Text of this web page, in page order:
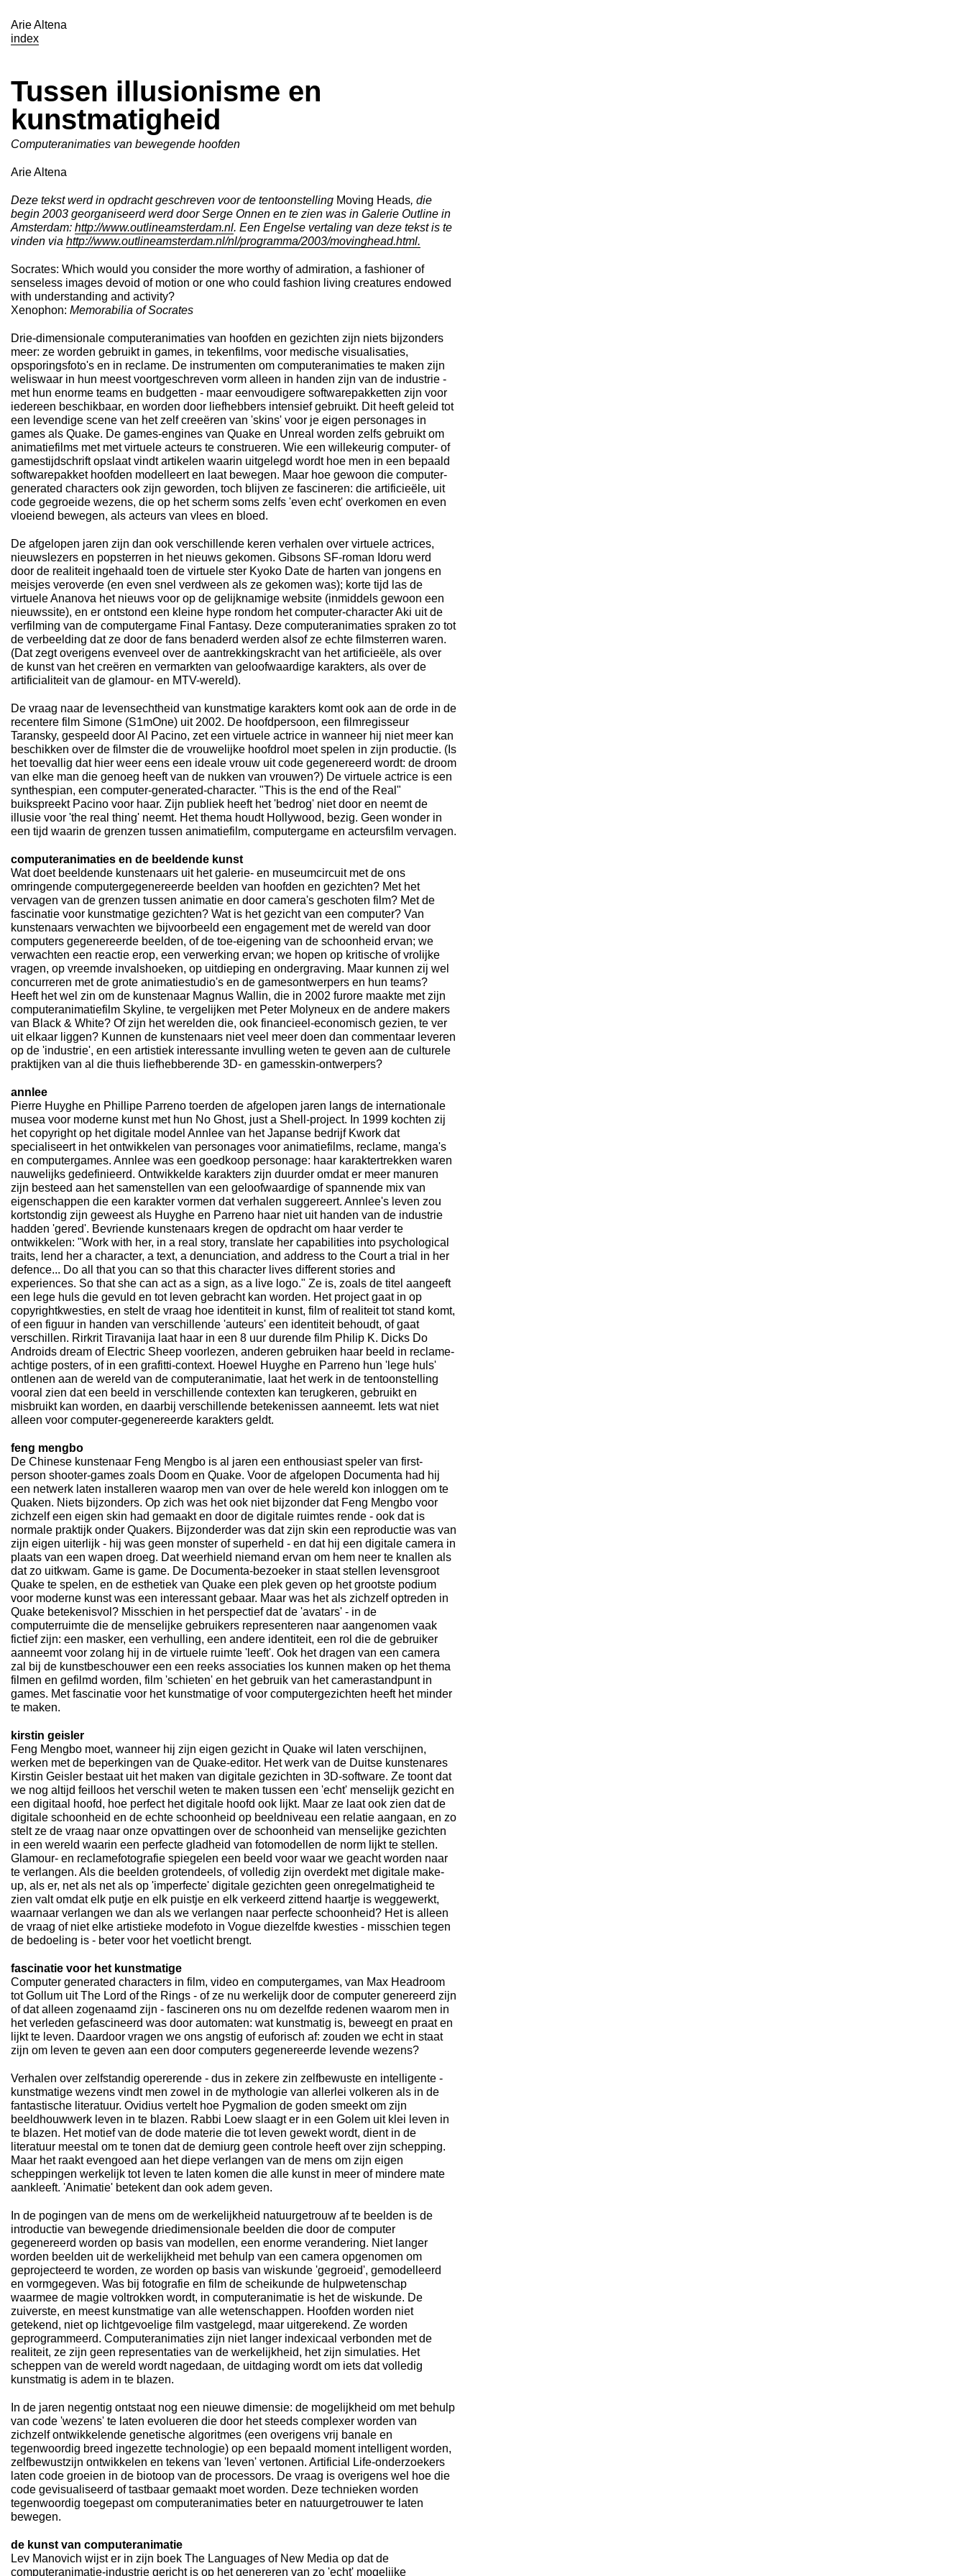
Arie Altena
index
Tussen illusionisme en
kunstmatigheid
Computeranimaties van bewegende hoofden
Arie Altena
Deze tekst werd in opdracht geschreven voor de tentoonstelling Moving Heads, die
begin 2003 georganiseerd werd door Serge Onnen en te zien was in Galerie Outline in
Amsterdam: http://www.outlineamsterdam.nl. Een Engelse vertaling van deze tekst is te
vinden via http://www.outlineamsterdam.nl/nl/programma/2003/movinghead.html.
Socrates: Which would you consider the more worthy of admiration, a fashioner of
senseless images devoid of motion or one who could fashion living creatures endowed
with understanding and activity?
Xenophon: Memorabilia of Socrates
Drie-dimensionale computeranimaties van hoofden en gezichten zijn niets bijzonders
meer: ze worden gebruikt in games, in tekenfilms, voor medische visualisaties,
opsporingsfoto's en in reclame. De instrumenten om computeranimaties te maken zijn
weliswaar in hun meest voortgeschreven vorm alleen in handen zijn van de industrie -
met hun enorme teams en budgetten - maar eenvoudigere softwarepakketten zijn voor
iedereen beschikbaar, en worden door liefhebbers intensief gebruikt. Dit heeft geleid tot
een levendige scene van het zelf creeëren van 'skins' voor je eigen personages in
games als Quake. De games-engines van Quake en Unreal worden zelfs gebruikt om
animatiefilms met met virtuele acteurs te construeren. Wie een willekeurig computer- of
gamestijdschrift opslaat vindt artikelen waarin uitgelegd wordt hoe men in een bepaald
softwarepakket hoofden modelleert en laat bewegen. Maar hoe gewoon die computer-
generated characters ook zijn geworden, toch blijven ze fascineren: die artificieële, uit
code gegroeide wezens, die op het scherm soms zelfs 'even echt' overkomen en even
vloeiend bewegen, als acteurs van vlees en bloed.
De afgelopen jaren zijn dan ook verschillende keren verhalen over virtuele actrices,
nieuwslezers en popsterren in het nieuws gekomen. Gibsons SF-roman Idoru werd
door de realiteit ingehaald toen de virtuele ster Kyoko Date de harten van jongens en
meisjes veroverde (en even snel verdween als ze gekomen was); korte tijd las de
virtuele Ananova het nieuws voor op de gelijknamige website (inmiddels gewoon een
nieuwssite), en er ontstond een kleine hype rondom het computer-character Aki uit de
verfilming van de computergame Final Fantasy. Deze computeranimaties spraken zo tot
de verbeelding dat ze door de fans benaderd werden alsof ze echte filmsterren waren.
(Dat zegt overigens evenveel over de aantrekkingskracht van het artificieële, als over
de kunst van het creëren en vermarkten van geloofwaardige karakters, als over de
artificialiteit van de glamour- en MTV-wereld).
De vraag naar de levensechtheid van kunstmatige karakters komt ook aan de orde in de
recentere film Simone (S1mOne) uit 2002. De hoofdpersoon, een filmregisseur
Taransky, gespeeld door Al Pacino, zet een virtuele actrice in wanneer hij niet meer kan
beschikken over de filmster die de vrouwelijke hoofdrol moet spelen in zijn productie. (Is
het toevallig dat hier weer eens een ideale vrouw uit code gegenereerd wordt: de droom
van elke man die genoeg heeft van de nukken van vrouwen?) De virtuele actrice is een
synthespian, een computer-generated-character. "This is the end of the Real"
buikspreekt Pacino voor haar. Zijn publiek heeft het 'bedrog' niet door en neemt de
illusie voor 'the real thing' neemt. Het thema houdt Hollywood, bezig. Geen wonder in
een tijd waarin de grenzen tussen animatiefilm, computergame en acteursfilm vervagen.
computeranimaties en de beeldende kunst
Wat doet beeldende kunstenaars uit het galerie- en museumcircuit met de ons
omringende computergegenereerde beelden van hoofden en gezichten? Met het
vervagen van de grenzen tussen animatie en door camera's geschoten film? Met de
fascinatie voor kunstmatige gezichten? Wat is het gezicht van een computer? Van
kunstenaars verwachten we bijvoorbeeld een engagement met de wereld van door
computers gegenereerde beelden, of de toe-eigening van de schoonheid ervan; we
verwachten een reactie erop, een verwerking ervan; we hopen op kritische of vrolijke
vragen, op vreemde invalshoeken, op uitdieping en ondergraving. Maar kunnen zij wel
concurreren met de grote animatiestudio's en de gamesontwerpers en hun teams?
Heeft het wel zin om de kunstenaar Magnus Wallin, die in 2002 furore maakte met zijn
computeranimatiefilm Skyline, te vergelijken met Peter Molyneux en de andere makers
van Black & White? Of zijn het werelden die, ook financieel-economisch gezien, te ver
uit elkaar liggen? Kunnen de kunstenaars niet veel meer doen dan commentaar leveren
op de 'industrie', en een artistiek interessante invulling weten te geven aan de culturele
praktijken van al die thuis liefhebberende 3D- en gamesskin-ontwerpers?
annlee
Pierre Huyghe en Phillipe Parreno toerden de afgelopen jaren langs de internationale
musea voor moderne kunst met hun No Ghost, just a Shell-project. In 1999 kochten zij
het copyright op het digitale model Annlee van het Japanse bedrijf Kwork dat
specialiseert in het ontwikkelen van personages voor animatiefilms, reclame, manga's
en computergames. Annlee was een goedkoop personage: haar karaktertrekken waren
nauwelijks gedefinieerd. Ontwikkelde karakters zijn duurder omdat er meer manuren
zijn besteed aan het samenstellen van een geloofwaardige of spannende mix van
eigenschappen die een karakter vormen dat verhalen suggereert. Annlee's leven zou
kortstondig zijn geweest als Huyghe en Parreno haar niet uit handen van de industrie
hadden 'gered'. Bevriende kunstenaars kregen de opdracht om haar verder te
ontwikkelen: "Work with her, in a real story, translate her capabilities into psychological
traits, lend her a character, a text, a denunciation, and address to the Court a trial in her
defence... Do all that you can so that this character lives different stories and
experiences. So that she can act as a sign, as a live logo." Ze is, zoals de titel aangeeft
een lege huls die gevuld en tot leven gebracht kan worden. Het project gaat in op
copyrightkwesties, en stelt de vraag hoe identiteit in kunst, film of realiteit tot stand komt,
of een figuur in handen van verschillende 'auteurs' een identiteit behoudt, of gaat
verschillen. Rirkrit Tiravanija laat haar in een 8 uur durende film Philip K. Dicks Do
Androids dream of Electric Sheep voorlezen, anderen gebruiken haar beeld in reclame-
achtige posters, of in een grafitti-context. Hoewel Huyghe en Parreno hun 'lege huls'
ontlenen aan de wereld van de computeranimatie, laat het werk in de tentoonstelling
vooral zien dat een beeld in verschillende contexten kan terugkeren, gebruikt en
misbruikt kan worden, en daarbij verschillende betekenissen aanneemt. Iets wat niet
alleen voor computer-gegenereerde karakters geldt.
feng mengbo
De Chinese kunstenaar Feng Mengbo is al jaren een enthousiast speler van first-
person shooter-games zoals Doom en Quake. Voor de afgelopen Documenta had hij
een netwerk laten installeren waarop men van over de hele wereld kon inloggen om te
Quaken. Niets bijzonders. Op zich was het ook niet bijzonder dat Feng Mengbo voor
zichzelf een eigen skin had gemaakt en door de digitale ruimtes rende - ook dat is
normale praktijk onder Quakers. Bijzonderder was dat zijn skin een reproductie was van
zijn eigen uiterlijk - hij was geen monster of superheld - en dat hij een digitale camera in
plaats van een wapen droeg. Dat weerhield niemand ervan om hem neer te knallen als
dat zo uitkwam. Game is game. De Documenta-bezoeker in staat stellen levensgroot
Quake te spelen, en de esthetiek van Quake een plek geven op het grootste podium
voor moderne kunst was een interessant gebaar. Maar was het als zichzelf optreden in
Quake betekenisvol? Misschien in het perspectief dat de 'avatars' - in de
computerruimte die de menselijke gebruikers representeren naar aangenomen vaak
fictief zijn: een masker, een verhulling, een andere identiteit, een rol die de gebruiker
aanneemt voor zolang hij in de virtuele ruimte 'leeft'. Ook het dragen van een camera
zal bij de kunstbeschouwer een een reeks associaties los kunnen maken op het thema
filmen en gefilmd worden, film 'schieten' en het gebruik van het camerastandpunt in
games. Met fascinatie voor het kunstmatige of voor computergezichten heeft het minder
te maken.
kirstin geisler
Feng Mengbo moet, wanneer hij zijn eigen gezicht in Quake wil laten verschijnen,
werken met de beperkingen van de Quake-editor. Het werk van de Duitse kunstenares
Kirstin Geisler bestaat uit het maken van digitale gezichten in 3D-software. Ze toont dat
we nog altijd feilloos het verschil weten te maken tussen een 'echt' menselijk gezicht en
een digitaal hoofd, hoe perfect het digitale hoofd ook lijkt. Maar ze laat ook zien dat de
digitale schoonheid en de echte schoonheid op beeldniveau een relatie aangaan, en zo
stelt ze de vraag naar onze opvattingen over de schoonheid van menselijke gezichten
in een wereld waarin een perfecte gladheid van fotomodellen de norm lijkt te stellen.
Glamour- en reclamefotografie spiegelen een beeld voor waar we geacht worden naar
te verlangen. Als die beelden grotendeels, of volledig zijn overdekt met digitale make-
up, als er, net als net als op 'imperfecte' digitale gezichten geen onregelmatigheid te
zien valt omdat elk putje en elk puistje en elk verkeerd zittend haartje is weggewerkt,
waarnaar verlangen we dan als we verlangen naar perfecte schoonheid? Het is alleen
de vraag of niet elke artistieke modefoto in Vogue diezelfde kwesties - misschien tegen
de bedoeling is - beter voor het voetlicht brengt.
fascinatie voor het kunstmatige
Computer generated characters in film, video en computergames, van Max Headroom
tot Gollum uit The Lord of the Rings - of ze nu werkelijk door de computer genereerd zijn
of dat alleen zogenaamd zijn - fascineren ons nu om dezelfde redenen waarom men in
het verleden gefascineerd was door automaten: wat kunstmatig is, beweegt en praat en
lijkt te leven. Daardoor vragen we ons angstig of euforisch af: zouden we echt in staat
zijn om leven te geven aan een door computers gegenereerde levende wezens?
Verhalen over zelfstandig opererende - dus in zekere zin zelfbewuste en intelligente -
kunstmatige wezens vindt men zowel in de mythologie van allerlei volkeren als in de
fantastische literatuur. Ovidius vertelt hoe Pygmalion de goden smeekt om zijn
beeldhouwwerk leven in te blazen. Rabbi Loew slaagt er in een Golem uit klei leven in
te blazen. Het motief van de dode materie die tot leven gewekt wordt, dient in de
literatuur meestal om te tonen dat de demiurg geen controle heeft over zijn schepping.
Maar het raakt evengoed aan het diepe verlangen van de mens om zijn eigen
scheppingen werkelijk tot leven te laten komen die alle kunst in meer of mindere mate
aankleeft. 'Animatie' betekent dan ook adem geven.
In de pogingen van de mens om de werkelijkheid natuurgetrouw af te beelden is de
introductie van bewegende driedimensionale beelden die door de computer
gegenereerd worden op basis van modellen, een enorme verandering. Niet langer
worden beelden uit de werkelijkheid met behulp van een camera opgenomen om
geprojecteerd te worden, ze worden op basis van wiskunde 'gegroeid', gemodelleerd
en vormgegeven. Was bij fotografie en film de scheikunde de hulpwetenschap
waarmee de magie voltrokken wordt, in computeranimatie is het de wiskunde. De
zuiverste, en meest kunstmatige van alle wetenschappen. Hoofden worden niet
getekend, niet op lichtgevoelige film vastgelegd, maar uitgerekend. Ze worden
geprogrammeerd. Computeranimaties zijn niet langer indexicaal verbonden met de
realiteit, ze zijn geen representaties van de werkelijkheid, het zijn simulaties. Het
scheppen van de wereld wordt nagedaan, de uitdaging wordt om iets dat volledig
kunstmatig is adem in te blazen.
In de jaren negentig ontstaat nog een nieuwe dimensie: de mogelijkheid om met behulp
van code 'wezens' te laten evolueren die door het steeds complexer worden van
zichzelf ontwikkelende genetische algoritmes (een overigens vrij banale en
tegenwoordig breed ingezette technologie) op een bepaald moment intelligent worden,
zelfbewustzijn ontwikkelen en tekens van 'leven' vertonen. Artificial Life-onderzoekers
laten code groeien in de biotoop van de processors. De vraag is overigens wel hoe die
code gevisualiseerd of tastbaar gemaakt moet worden. Deze technieken worden
tegenwoordig toegepast om computeranimaties beter en natuurgetrouwer te laten
bewegen.
de kunst van computeranimatie
Lev Manovich wijst er in zijn boek The Languages of New Media op dat de
computeranimatie-industrie gericht is op het genereren van zo 'echt' mogelijke